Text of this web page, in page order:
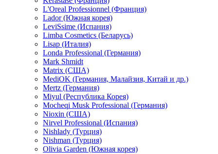
L'Oreal Professionnel (Франция)
Lador (Южная корея)
LeviSsime (Испания)
Limba Cosmetics (Беларусь)
Lisap (Италия)
Londa Professional (Германия)
Mark Shmidt
Matrix (США)
MediOK (Германия, Малайзия, Китай и др.)
Mertz (Германия)
Miyul (Республика Корея)
Mocheqi Musk Professional (Германия)
Nioxin (США)
Nirvel Professional (Испания)
Nishlady (Турция)
Nishman (Турция)
Olivia Garden (Южная корея)